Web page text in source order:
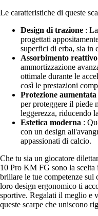
Le caratteristiche di queste
Design di trazione :
progettati
superfici di erba, sia in
Assorbimento reattivo
ammortizzazione
ottimale durante le
così le prestazioni
Protezione aumentata
per proteggere il piede
leggerezza, riducendo
Estetica moderna :
con un design
appassionati di calcio.
Che tu sia un giocatore
10 Pro KM FG sono la scelta
brillare le tue competenze
loro design ergonomico ti
sportive. Regalati il meglio e
queste scarpe che uniscono